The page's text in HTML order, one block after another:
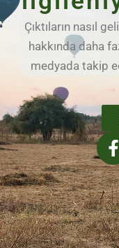
Çıktıların nasıl
hakkında daha
medyada takip
a